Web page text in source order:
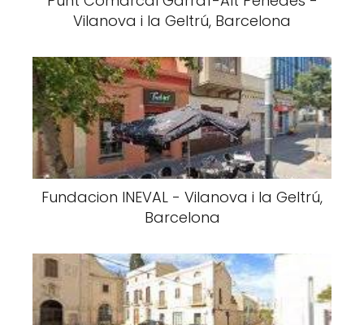
Vilanova i la Geltrú, Barcelona
Fundacion INEVAL - Vilanova i la Geltrú,
Barcelona